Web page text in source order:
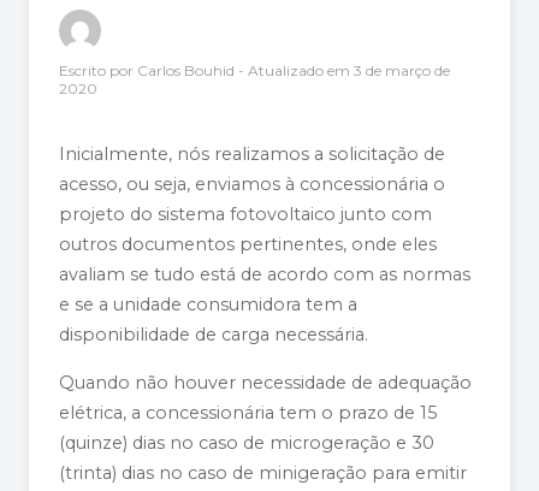
Escrito por Carlos Bouhid - Atualizado em 3 de março de
2020
Inicialmente, nós realizamos a solicitação de
acesso, ou seja, enviamos à concessionária o
projeto do sistema fotovoltaico junto com
outros documentos pertinentes, onde eles
avaliam se tudo está de acordo com as normas
e se a unidade consumidora tem a
disponibilidade de carga necessária.
Quando não houver necessidade de adequação
elétrica, a concessionária tem o prazo de 15
(quinze) dias no caso de microgeração e 30
(trinta) dias no caso de minigeração para emitir